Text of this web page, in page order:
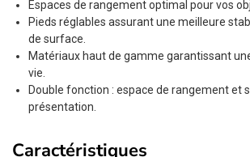
Espaces de rangement optimal pour vos
Pieds réglables assurant une meilleure
de surface.
Matériaux haut de gamme garantissant
vie.
Double fonction : espace de rangement et
présentation.
Caractéristiques